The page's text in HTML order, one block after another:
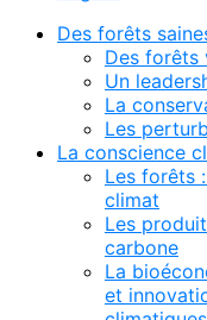
Des forêts
Des forêts
Un
La
Les
La conscience
Les forêts
climat
Les
carbone
La
et